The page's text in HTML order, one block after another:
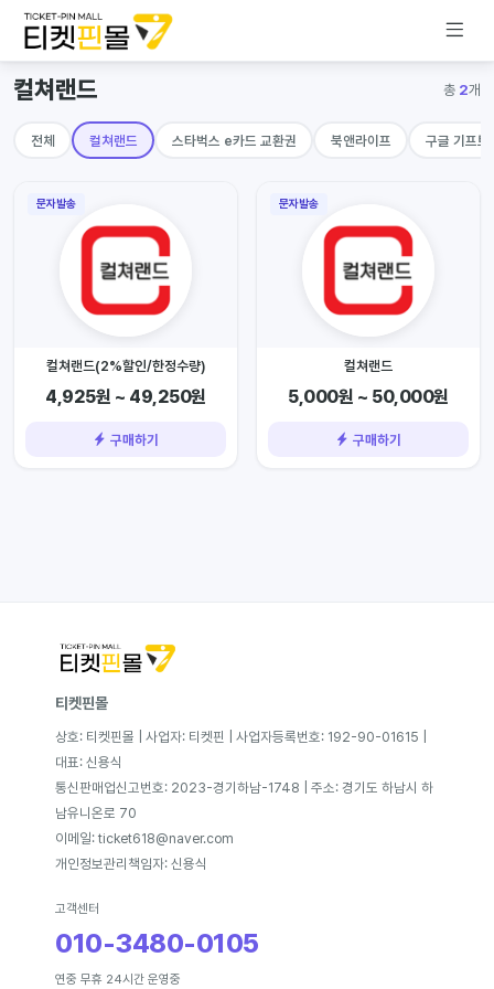
컬쳐랜드 총 2개
전체 컬쳐랜드 스타벅스 e카드 교환권 북앤라이프 구글 기프트
문자발송
컬쳐랜드(2%할인/한정수량)
4,925원 ~ 49,250원
구매하기
문자발송
컬쳐랜드
5,000원 ~ 50,000원
구매하기
티켓핀몰
상호: 티켓핀몰 | 사업자: 티켓핀 | 사업자등록번호: 192-90-01615 |
대표: 신용식
통신판매업신고번호: 2023-경기하남-1748 | 주소: 경기도 하남시 하
남유니온로 70
이메일: ticket618@naver.com
개인정보관리책임자: 신용식
고객센터
010-3480-0105
연중 무휴 24시간 운영중